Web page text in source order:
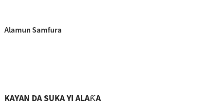
Alamun Samfura
KAYAN DA SUKA YI ALAƘA